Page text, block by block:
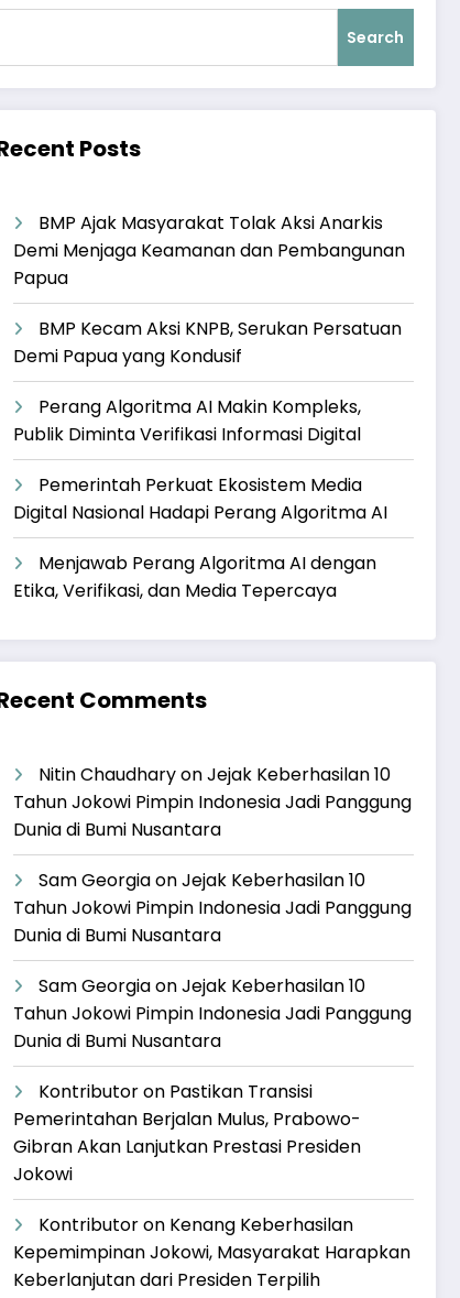
Search
Posts
BMP Ajak Masyarakat Tolak Aksi Anarkis
Demi Menjaga Keamanan dan Pembangunan
Papua
BMP Kecam Aksi KNPB, Serukan Persatuan
Demi Papua yang Kondusif
Perang Algoritma AI Makin Kompleks,
Publik Diminta Verifikasi Informasi Digital
Pemerintah Perkuat Ekosistem Media
Digital Nasional Hadapi Perang Algoritma AI
Menjawab Perang Algoritma AI dengan
Etika, Verifikasi, dan Media Tepercaya
Comments
Nitin ChaudharyonJejak Keberhasilan 10
Tahun Jokowi Pimpin Indonesia Jadi Panggung
Dunia di Bumi Nusantara
Sam GeorgiaonJejak Keberhasilan 10
Tahun Jokowi Pimpin Indonesia Jadi Panggung
Dunia di Bumi Nusantara
Sam GeorgiaonJejak Keberhasilan 10
Tahun Jokowi Pimpin Indonesia Jadi Panggung
Dunia di Bumi Nusantara
Kontributoron Pastikan Transisi
Pemerintahan Berjalan Mulus, Prabowo-
Gibran Akan Lanjutkan Prestasi Presiden
Jokowi
Kontributoron Kenang Keberhasilan
Kepemimpinan Jokowi, Masyarakat Harapkan
Keberlanjutan dari Presiden Terpilih